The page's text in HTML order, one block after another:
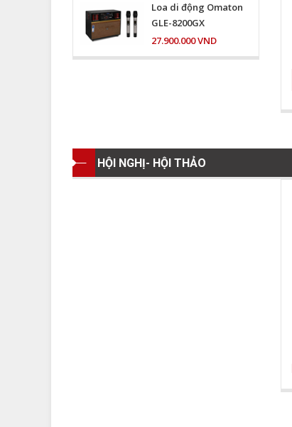
Loa di động Omaton
GLE-8200GX
27.900.000 VND
HỘI NGHỊ- HỘI THẢO